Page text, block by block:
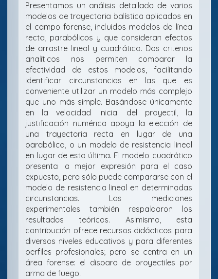
Presentamos un análisis detallado de varios
modelos de trayectoria balística aplicados en
el campo forense, incluidos modelos de línea
recta, parabólicos y que consideran efectos
de arrastre lineal y cuadrático. Dos criterios
analíticos nos permiten comparar la
efectividad de estos modelos, facilitando
identificar circunstancias en las que es
conveniente utilizar un modelo más complejo
que uno más simple. Basándose únicamente
en la velocidad inicial del proyectil, la
justificación numérica apoya la elección de
una trayectoria recta en lugar de una
parabólica, o un modelo de resistencia lineal
en lugar de esta última. El modelo cuadrático
presenta la mejor expresión para el caso
expuesto, pero sólo puede compararse con el
modelo de resistencia lineal en determinadas
circunstancias. Las mediciones
experimentales también respaldaron los
resultados teóricos. Asimismo, esta
contribución ofrece recursos didácticos para
diversos niveles educativos y para diferentes
perfiles profesionales; pero se centra en un
área forense: el disparo de proyectiles por
arma de fuego.